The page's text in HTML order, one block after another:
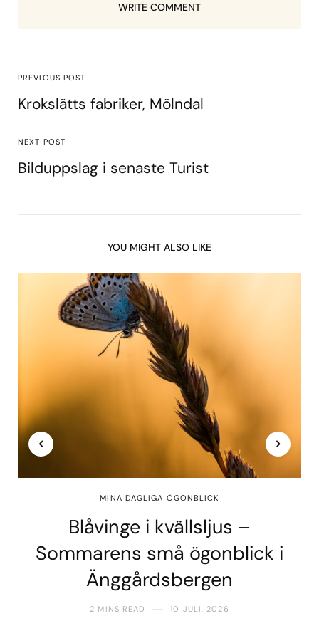
WRITE COMMENT
PREVIOUS POST
Krokslätts fabriker, Mölndal
NEXT POST
Bilduppslag i senaste Turist
YOU MIGHT ALSO LIKE
MINA DAGLIGA ÖGONBLICK
Blåvinge i kvällsljus –
Sommarens små ögonblick i
Änggårdsbergen
2 MINS READ 10 JULI, 2026